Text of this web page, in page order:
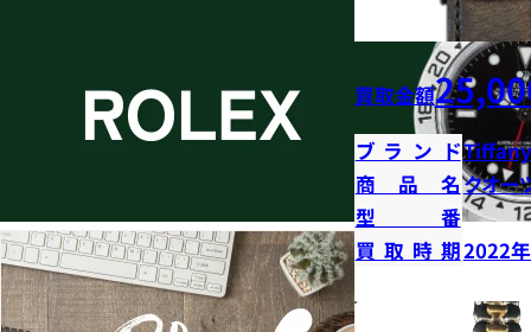
買取金額
ブランド
商品名クオー
型番
買取時期2022